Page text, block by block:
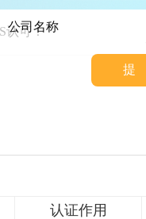
公司名称
认证作用